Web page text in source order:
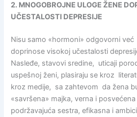
2. MNOGOBROJNE ULOGE ŽENE
UČESTALOSTI DEPRESIJE
Nisu samo «hormoni» odgovorni
doprinose visokoj učestalosti
Nasleđe, stavovi sredine, uticaji
uspešnoj ženi, plasiraju se kroz
kroz medije, sa zahtevom da žena
«savršena» majka, verna i
podržavajuća sestra, efikasna i